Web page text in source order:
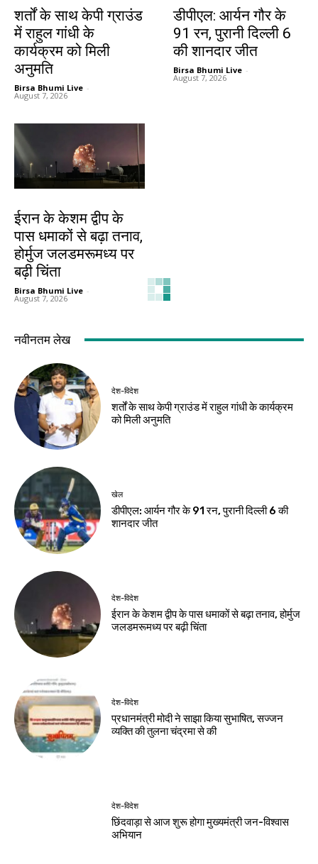
शर्तों के साथ केपी ग्राउंड
में राहुल गांधी के
कार्यक्रम को मिली
अनुमति
Birsa Bhumi Live -
August 7, 2026
डीपीएल: आर्यन गौर के
91 रन, पुरानी दिल्ली 6
की शानदार जीत
Birsa Bhumi Live -
August 7, 2026
ईरान के केशम द्वीप के
पास धमाकों से बढ़ा तनाव,
होर्मुज जलडमरूमध्य पर
बढ़ी चिंता
Birsa Bhumi Live -
August 7, 2026
नवीनतम लेख
देश-विदेश
शर्तों के साथ केपी ग्राउंड में राहुल गांधी के कार्यक्रम
को मिली अनुमति
खेल
डीपीएल: आर्यन गौर के 91 रन, पुरानी दिल्ली 6 की
शानदार जीत
देश-विदेश
ईरान के केशम द्वीप के पास धमाकों से बढ़ा तनाव, होर्मुज
जलडमरूमध्य पर बढ़ी चिंता
देश-विदेश
प्रधानमंत्री मोदी ने साझा किया सुभाषित, सज्जन
व्यक्ति की तुलना चंद्रमा से की
देश-विदेश
छिंदवाड़ा से आज शुरू होगा मुख्यमंत्री जन-विश्वास
अभियान